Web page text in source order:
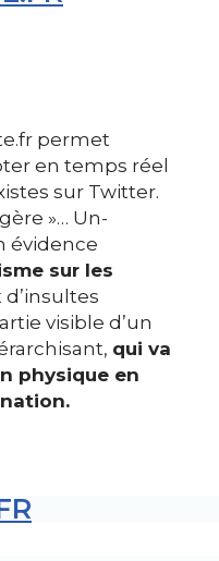
permet
en temps réel
sur Twitter.
»… Un-
évidence
sur les
d’insultes
visible d’un
qui va
physique en